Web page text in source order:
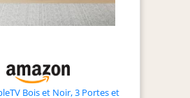
Bois et Noir, 3 Portes et